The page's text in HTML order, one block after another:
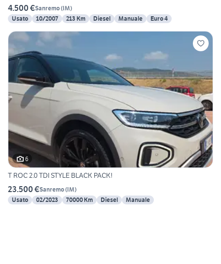
4.500 €Sanremo(IM)
Usato
10/2007 213 Km Diesel Manuale Euro 4
6
T ROC 2.0 TDI STYLE BLACK PACK!
23.500 €Sanremo(IM)
Usato
02/2023 70000 Km Diesel Manuale